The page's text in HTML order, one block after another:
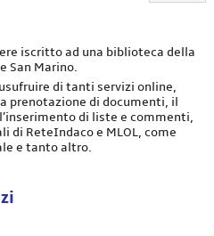
iscritto ad una biblioteca della
San Marino.
di tanti servizi online,
prenotazione di documenti, il
di liste e commenti,
di ReteIndaco e MLOL, come
e tanto altro.